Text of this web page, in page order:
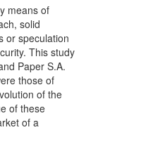
means of
solid
or speculation
This study
Paper S.A.
those of
of the
of these
of a